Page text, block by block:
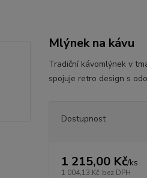
Mlýnek na kávu
Tradiční kávomlýnek v
spojuje retro design s
Dostupnost
1 215,00 Kč/ks
1 004,13 Kč bez DPH